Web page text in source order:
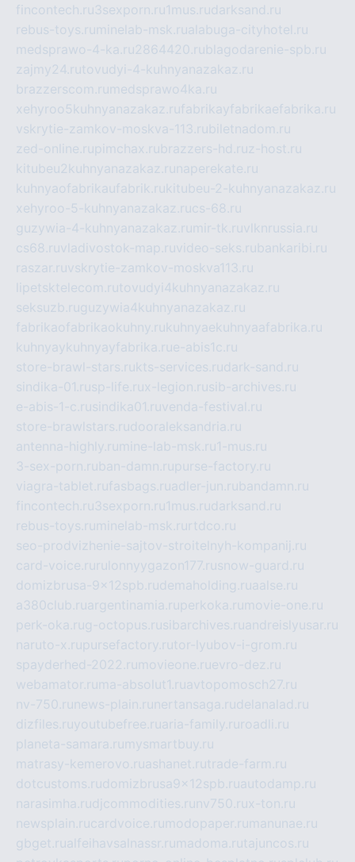
fincontech.ru3sexporn.ru1mus.rudarksand.ru
rebus-toys.ru minelab-msk.rualabuga-cityhotel.ru
medsprawo-4-ka.ru2864420.rublagodarenie-spb.ru
zajmy24.rutovudyi-4-kuhnyanazakaz.ru
brazzerscom.ru medsprawo4ka.ru
xehyroo5kuhnyanazakaz.rufabrikayfabrikaefabrika.ru
vskrytie-zamkov-moskva-113.rubiletnadom.ru
zed-online.rupimchax.rubrazzers-hd.ruz-host.ru
kitubeu2kuhnyanazakaz.ru naperekate.ru
kuhnyaofabrikaufabrik.rukitubeu-2-kuhnyanazakaz.ru
xehyroo-5-kuhnyanazakaz.rucs-68.ru
guzywia-4-kuhnyanazakaz.ru mir-tk.ruvlknrussia.ru
cs68.ruvladivostok-map.ruvideo-seks.rubankaribi.ru
raszar.ruvskrytie-zamkov-moskva113.ru
lipetsktelecom.rutovudyi4kuhnyanazakaz.ru
seksuzb.ruguzywia4kuhnyanazakaz.ru
fabrikaofabrikaokuhny.rukuhnyaekuhnyaafabrika.ru
kuhnyaykuhnyayfabrika.rue-abis1c.ru
store-brawl-stars.rukts-services.rudark-sand.ru
sindika-01.rusp-life.rux-legion.rusib-archives.ru
e-abis-1-c.rusindika01.ruvenda-festival.ru
store-brawlstars.rudooraleksandria.ru
antenna-highly.ru mine-lab-msk.ru1-mus.ru
3-sex-porn.ruban-damn.rupurse-factory.ru
viagra-tablet.rufasbags.ruadler-jun.rubandamn.ru
fincontech.ru3sexporn.ru1mus.rudarksand.ru
rebus-toys.ru minelab-msk.ru rtdco.ru
seo-prodvizhenie-sajtov-stroitelnyh-kompanij.ru
card-voice.ru rulonnyygazon177.rusnow-guard.ru
domizbrusa-9x12spb.rudemaholding.ruaalse.ru
a380club.ruargentinamia.ruperkoka.ru movie-one.ru
perk-oka.rug-octopus.rusibarchives.ruandreislyusar.ru
naruto-x.rupursefactory.rutor-lyubov-i-grom.ru
spayderhed-2022.ru movieone.ruevro-dez.ru
webamator.ru ma-absolut1.ruavtopomosch27.ru
nv-750.ru news-plain.ru nertansaga.rudelanalad.ru
dizfiles.ruyoutubefree.ruaria-family.ru roadli.ru
planeta-samara.ru mysmartbuy.ru
matrasy-kemerovo.ruashanet.rutrade-farm.ru
dotcustoms.rudomizbrusa9x12spb.ruautodamp.ru
narasimha.rudjcommodities.ru nv750.rux-ton.ru
newsplain.rucardvoice.ru modopaper.ru manunae.ru
gbget.rualfeihavsalnassr.ru madoma.rutajuncos.ru